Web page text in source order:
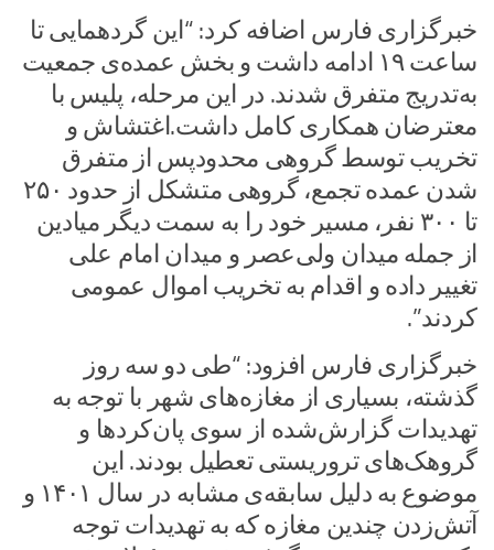
خبرگزاری فارس اضافه کرد: “این گردهمایی تا
ساعت ۱۹ ادامه داشت و بخش عمده‌ی جمعیت
به‌تدریج متفرق شدند. در این مرحله، پلیس با
معترضان همکاری کامل داشت.اغتشاش و
تخریب توسط گروهی محدودپس از متفرق
شدن عمده تجمع، گروهی متشکل از حدود ۲۵۰
تا ۳۰۰ نفر، مسیر خود را به سمت دیگر میادین
از جمله میدان ولی‌عصر و میدان امام علی
تغییر داده و اقدام به تخریب اموال عمومی
کردند”.
خبرگزاری فارس افزود: “طی دو سه روز
گذشته، بسیاری از مغازه‌های شهر با توجه به
تهدیدات گزارش‌شده از سوی پان‌کردها و
گروهک‌های تروریستی تعطیل بودند. این
موضوع به دلیل سابقه‌ی مشابه در سال ۱۴۰۱ و
آتش‌زدن چندین مغازه که به تهدیدات توجه